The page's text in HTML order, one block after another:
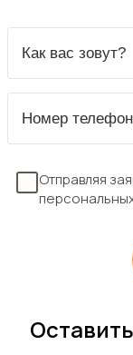
Отправляя